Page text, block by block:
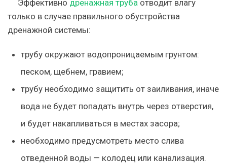
Эффективно дренажная труба отводит влагу
только в случае правильного обустройства
дренажной системы:
трубу окружают водопроницаемым грунтом:
песком, щебнем, гравием;
трубу необходимо защитить от заиливания, иначе
вода не будет попадать внутрь через отверстия,
и будет накапливаться в местах засора;
необходимо предусмотреть место слива
отведенной воды — колодец или канализация.